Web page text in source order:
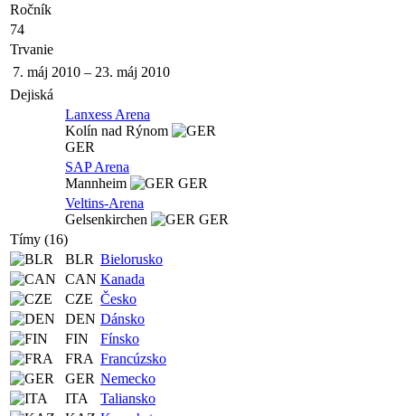
Ročník
74
Trvanie
7. máj 2010 – 23. máj 2010
Dejiská
Lanxess Arena
Kolín nad Rýnom
GER
SAP Arena
Mannheim
GER
Veltins-Arena
Gelsenkirchen
GER
Tímy (16)
BLR Bielorusko
CAN Kanada
CZE Česko
DEN Dánsko
FIN
Fínsko
FRA Francúzsko
GER Nemecko
ITA
Taliansko